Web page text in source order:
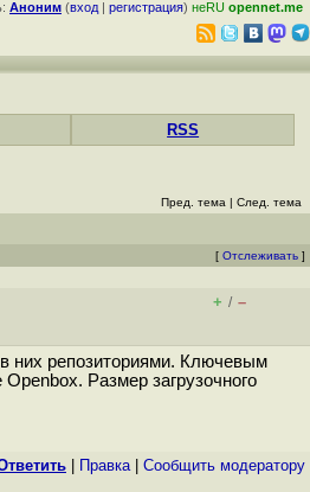
Аноним (вход | регистрация) неRU opennet.me
RSS
Пред. тема | След. тема
[ Отслеживать ]
+ / –
них репозиториями. Ключевым
Размер загрузочного
Правка| Cообщить модератору